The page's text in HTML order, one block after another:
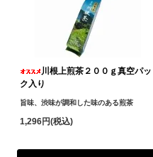
川根上煎茶２００ｇ真空パッ
ク入り
旨味、渋味が調和した味のある煎茶
1,296円(税込)